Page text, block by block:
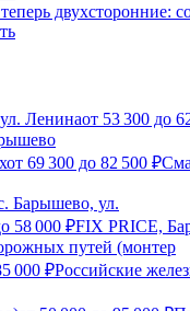
двухсторонние:
Ленинаот 53 300 до
от 69 300 до 82 500 ₽
Барышево, ул.
58 000 ₽FIX PRICE,
путей (монтер
000 ₽Российские